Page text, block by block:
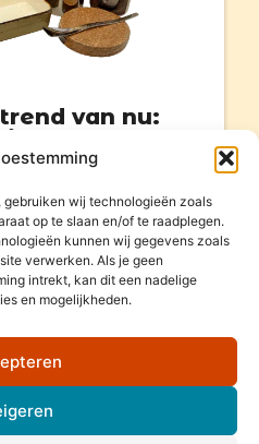
gebruiken wij technologieën zoals
op te slaan en/of te raadplegen.
kunnen wij gegevens zoals
verwerken. Als je geen
intrekt, kan dit een nadelige
en mogelijkheden.
van nu:
cadeau!